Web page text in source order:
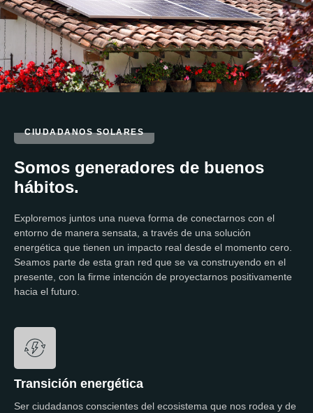
CIUDADANOS SOLARES
Somos generadores de buenos
hábitos.
Exploremos juntos una nueva forma de conectarnos con el
entorno de manera sensata, a través de una solución
energética que tienen un impacto real desde el momento cero.
Seamos parte de esta gran red que se va construyendo en el
presente, con la firme intención de proyectarnos positivamente
hacia el futuro.
Transición energética
Ser ciudadanos conscientes del ecosistema que nos rodea y de